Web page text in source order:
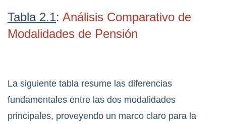
Tabla 2.1: Análisis Comparativo de
Modalidades de Pensión
La siguiente tabla resume las diferencias
fundamentales entre las dos modalidades
principales, proveyendo un marco claro para la